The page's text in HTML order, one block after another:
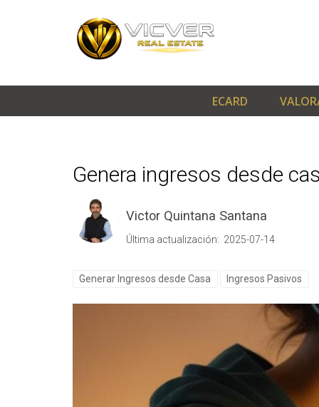
ECARD
Genera ingresos desde
Victor Quintana Santana
Última actualización: 2025-07-14
Generar Ingresos desde Casa Ingresos Pasivos